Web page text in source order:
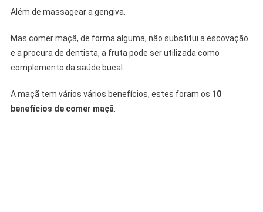
Além de massagear a gengiva.
Mas comer maçã, de forma alguma, não substitui a escovação
e a procura de dentista, a fruta pode ser utilizada como
complemento da saúde bucal.
A maçã tem vários vários benefícios, estes foram os 10
benefícios de comer maçã